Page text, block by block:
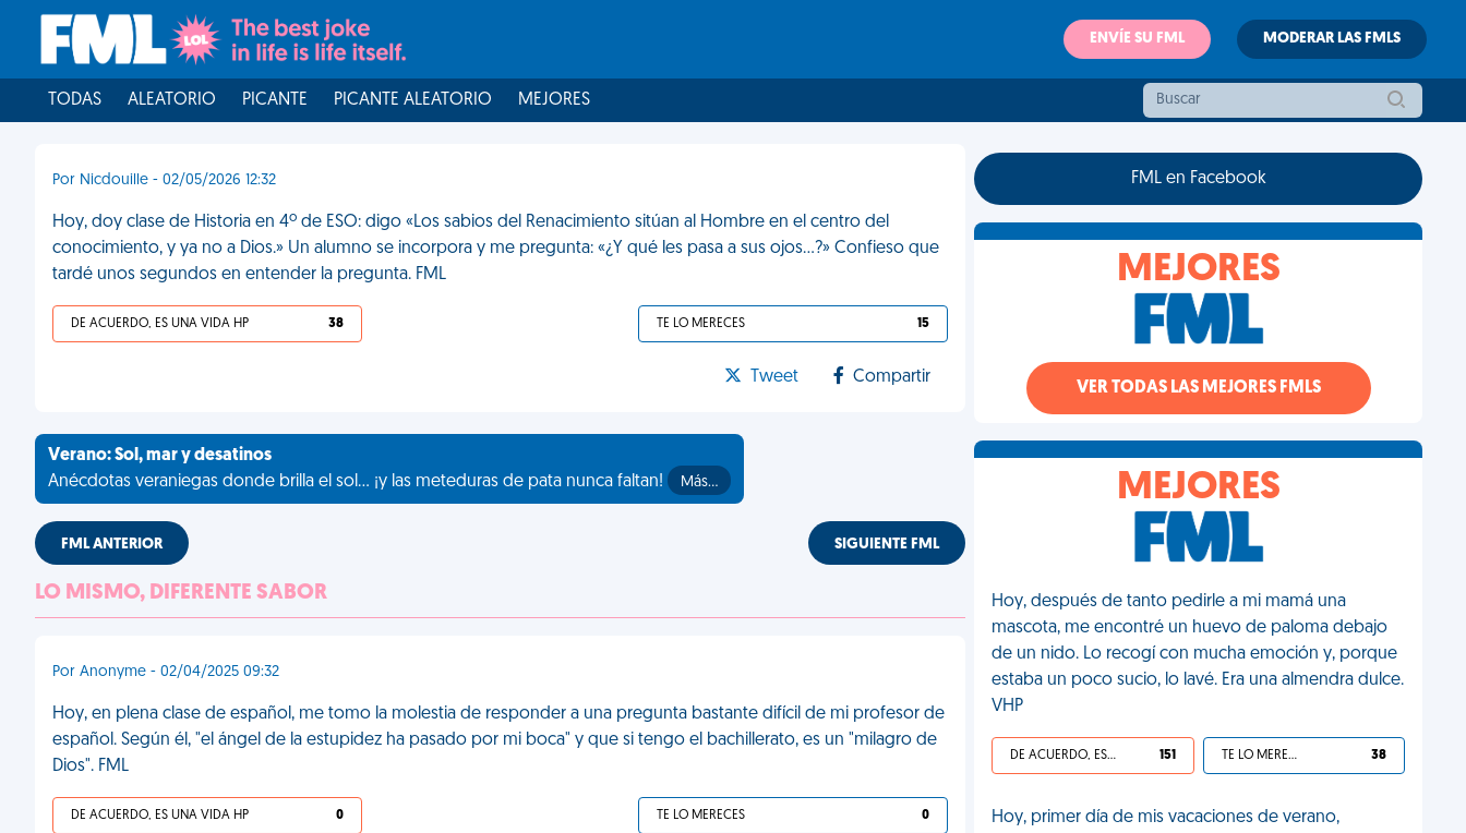
ENVÍE SU FML MODERAR LAS FMLS
TODAS ALEATORIO PICANTE PICANTE ALEATORIO MEJORES
Por Nicdouille - 02/05/2026 12:32
Hoy, doy clase de Historia en 4º de ESO: digo «Los sabios del Renacimiento sitúan al Hombre en el centro del
conocimiento, y ya no a Dios.» Un alumno se incorpora y me pregunta: «¿Y qué les pasa a sus ojos…?» Confieso que
tardé unos segundos en entender la pregunta. FML
DE ACUERDO, ES UNA VIDA HP 38 TE LO MERECES 15
Tweet Compartir
Verano: Sol, mar y desatinos
Anécdotas veraniegas donde brilla el sol... ¡y las meteduras de pata nunca faltan!
Más…
FML ANTERIOR SIGUIENTE FML
LO MISMO, DIFERENTE SABOR
Por Anonyme - 02/04/2025 09:32
Hoy, en plena clase de español, me tomo la molestia de responder a una pregunta bastante difícil de mi profesor de
español. Según él, "el ángel de la estupidez ha pasado por mi boca" y que si tengo el bachillerato, es un "milagro de
Dios". FML
DE ACUERDO, ES UNA VIDA HP 0 TE LO MERECES 0
FML en Facebook
MEJORES
VER TODAS LAS MEJORES FMLS
MEJORES
Hoy, después de tanto pedirle a mi mamá una
mascota, me encontré un huevo de paloma debajo
de un nido. Lo recogí con mucha emoción y, porque
estaba un poco sucio, lo lavé. Era una almendra dulce.
VHP
DE ACUERDO, ES UNA VIDA HP 151 TE LO MERECES 38
Hoy, primer día de mis vacaciones de verano,